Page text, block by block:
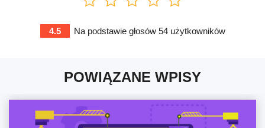
4.5 Na podstawie głosów 54użytkowników
POWIĄZANE WPISY